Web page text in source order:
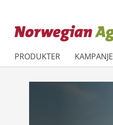
PRODUKTER